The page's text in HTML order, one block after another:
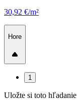
30,92 €/m²
Hore
1
Uložte si toto hľadanie